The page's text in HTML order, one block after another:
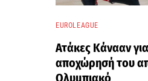
EUROLEAGUE
Ατάκες Κάνααν
αποχώρησή του
Ολυμπιακό